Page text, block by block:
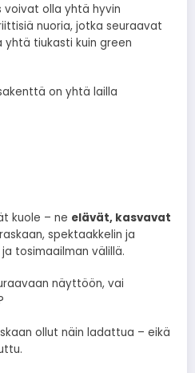
voivat olla yhtä hyvin
nuoria, jotka seuraavat
tiukasti kuin green
on yhtä lailla
kuole – ne elävät, kasvavat
spektaakkelin ja
tosimaailman välillä.
näyttöön, vai
ollut näin ladattua – eikä